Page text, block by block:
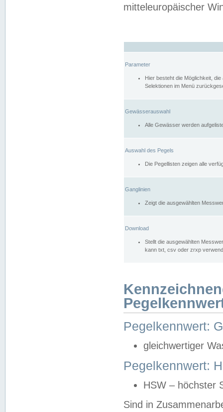
mitteleuropäischer
Parameter
Hier besteht die Möglichkeit,
Selektionen im Menü
Gewässerauswahl
Alle Gewässer werden
Auswahl des Pegels
Die Pegellisten zeigen alle
Ganglinien
Zeigt die ausgewählten
Download
Stellt die ausgewählten
kann txt, csv oder zrxp
Pegelkennwert:
gleichwertiger
Pegelkennwert:
HSW – höchster
Sind in